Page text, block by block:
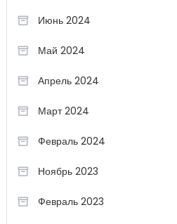
Июнь 2024
Май 2024
Апрель 2024
Март 2024
Февраль 2024
Ноябрь 2023
Февраль 2023